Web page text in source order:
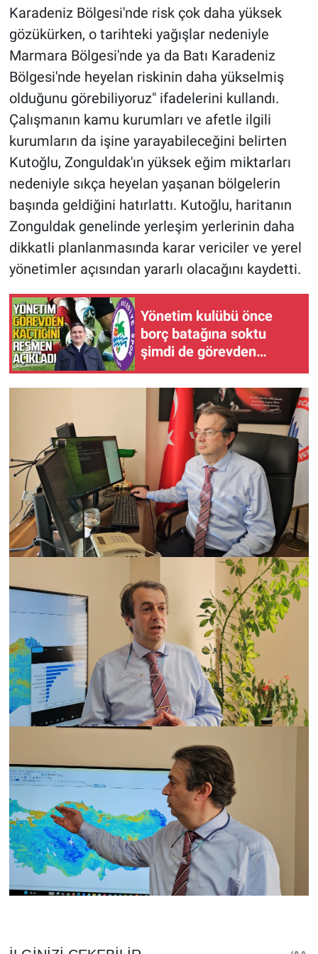
Karadeniz Bölgesi'nde risk çok daha yüksek
gözükürken, o tarihteki yağışlar nedeniyle
Marmara Bölgesi'nde ya da Batı Karadeniz
Bölgesi'nde heyelan riskinin daha yükselmiş
olduğunu görebiliyoruz" ifadelerini kullandı.
Çalışmanın kamu kurumları ve afetle ilgili
kurumların da işine yarayabileceğini belirten
Kutoğlu, Zonguldak'ın yüksek eğim miktarları
nedeniyle sıkça heyelan yaşanan bölgelerin
başında geldiğini hatırlattı. Kutoğlu, haritanın
Zonguldak genelinde yerleşim yerlerinin daha
dikkatli planlanmasında karar vericiler ve yerel
yönetimler açısından yararlı olacağını kaydetti.
Yönetim kulübü önce
borç batağına soktu
şimdi de görevden